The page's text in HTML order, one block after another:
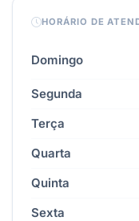
HORÁRIO DE
Domingo
Segunda
Terça
Quarta
Quinta
Sexta